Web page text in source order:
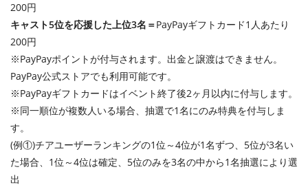
200円
キャスト5位を応援した上位3名＝PayPayギフトカード1人あたり
200円
※PayPayポイントが付与されます。出金と譲渡はできません。
PayPay公式ストアでも利用可能です。
※PayPayギフトカードはイベント終了後2ヶ月以内に付与します。
※同一順位が複数人いる場合、抽選で1名にのみ特典を付与しま
す。
(例①)チアユーザーランキングの1位～4位が1名ずつ、5位が3名い
た場合、1位～4位は確定、5位のみを3名の中から1名抽選により選
出